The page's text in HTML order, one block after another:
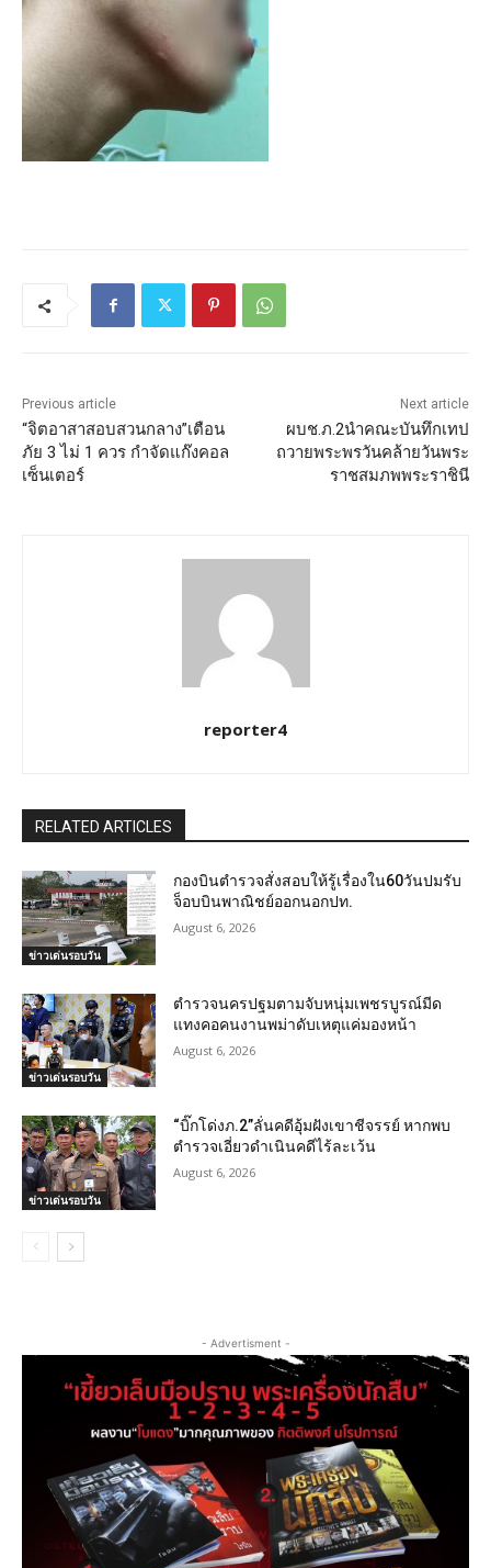
Previous article
“จิตอาสาสอบสวนกลาง”เตือน
ภัย 3 ไม่ 1 ควร กำจัดแก๊งคอล
เซ็นเตอร์
Next article
ผบช.ภ.2นำคณะบันทึกเทป
ถวายพระพรวันคล้ายวันพระ
ราชสมภพพระราชินี
reporter4
RELATED ARTICLES
ข่าวเด่นรอบวัน
กองบินตำรวจสั่งสอบให้รู้เรื่องใน60วันปมรับ
จ็อบบินพาณิชย์ออกนอกปท.
August 6, 2026
ข่าวเด่นรอบวัน
ตำรวจนครปฐมตามจับหนุ่มเพชรบูรณ์มีด
แทงคอคนงานพม่าดับเหตุแค่มองหน้า
August 6, 2026
ข่าวเด่นรอบวัน
“บิ๊กโด่งภ.2”ลั่นคดีอุ้มฝังเขาชีจรรย์ หากพบ
ตำรวจเอี่ยวดำเนินคดีไร้ละเว้น
August 6, 2026
- Advertisment -